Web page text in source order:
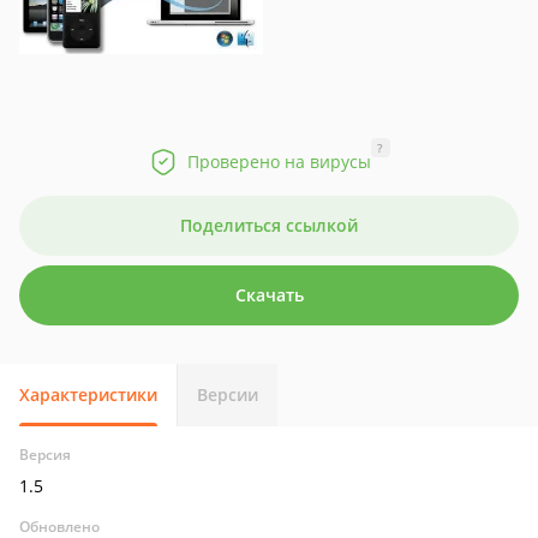
Проверено на вирусы
?
Поделиться ссылкой
Скачать
Характеристики Версии
Версия
1.5
Обновлено